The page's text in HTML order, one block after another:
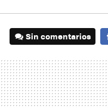
Sin comentarios